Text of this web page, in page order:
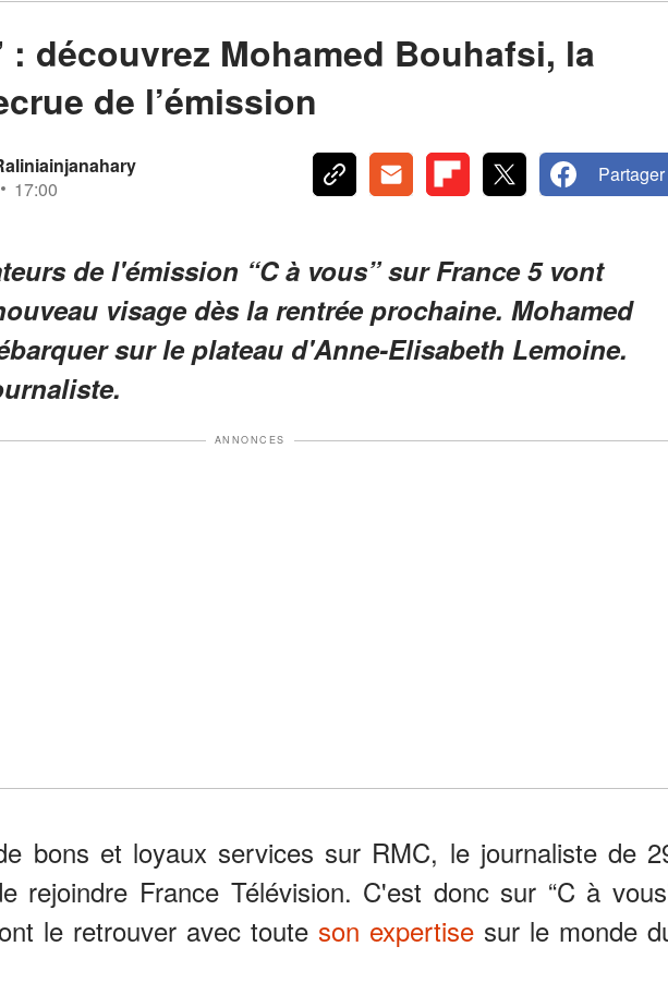
: découvrez Mohamed Bouhafsi, la
de l’émission
17:00
Partager
de l'émission “C à vous” sur France 5 vont
visage dès la rentrée prochaine. Mohamed
sur le plateau d'Anne-Elisabeth Lemoine.
ANNONCES
bons et loyaux services sur RMC, le journaliste de
rejoindre France Télévision. C'est donc sur “C à
le retrouver avec toute son expertise sur le monde